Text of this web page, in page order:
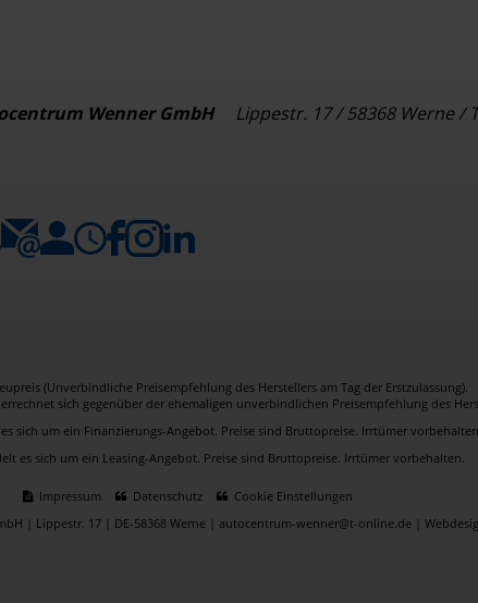
Wenner GmbH Lippestr. 17 / 58368 Werne /
(Unverbindliche Preisempfehlung des Herstellers am Tag der Erstzulassung).
sich gegenüber der ehemaligen unverbindlichen Preisempfehlung des
sich um ein Finanzierungs-Angebot. Preise sind Bruttopreise. Irrtümer
es sich um ein Leasing-Angebot. Preise sind Bruttopreise. Irrtümer vorbehalten.
Impressum Datenschutz
Cookie Einstellungen
| Lippestr. 17 | DE-58368 Werne | autocentrum-wenner@t-online.de |